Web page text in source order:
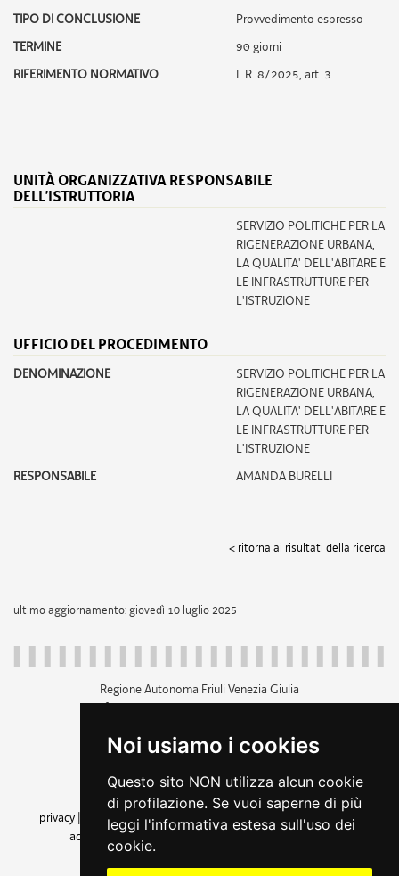
Noi usiamo i cookies
Questo sito NON utilizza alcun cookie
di profilazione. Se vuoi saperne di più
leggi l'informativa estesa sull'uso dei
cookie.
TIPO DI CONCLUSIONE
Provvedimento espresso
TERMINE
90 giorni
RIFERIMENTO NORMATIVO
L.R. 8/2025, art. 3
UNITÀ ORGANIZZATIVA RESPONSABILE
DELL’ISTRUTTORIA
SERVIZIO POLITICHE PER LA
RIGENERAZIONE URBANA,
LA QUALITA' DELL'ABITARE E
LE INFRASTRUTTURE PER
L'ISTRUZIONE
UFFICIO DEL PROCEDIMENTO
DENOMINAZIONE
SERVIZIO POLITICHE PER LA
RIGENERAZIONE URBANA,
LA QUALITA' DELL'ABITARE E
LE INFRASTRUTTURE PER
L'ISTRUZIONE
RESPONSABILE
AMANDA BURELLI
< ritorna ai risultati della ricerca
ultimo aggiornamento: giovedì 10 luglio 2025
Regione Autonoma Friuli Venezia Giulia
c.f. 80014930327; p.iva 00526040324
+39 040 3771111
amministrazione trasparente
privacy | cookie |note legali accessibilità
dichiarazione di
accessibilità| feedback
cambio preferenze cookie